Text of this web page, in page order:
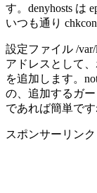
す。denyhosts は
いつも通り
設定ファイル /var/
アドレスとして
を追加します。
の、追加するガ
であれば簡単です
スポンサーリンク